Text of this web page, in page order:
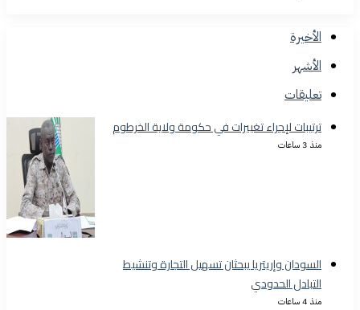
الأخيرة
الأشهر
تعليقات
ترتيبات لإجراء تغييرات في حكومة ولاية الخرطوم
منذ 3 ساعات
السودان وإريتريا يبحثان تسهيل التجارة وتنشيط
التبادل الحدودي
منذ 4 ساعات